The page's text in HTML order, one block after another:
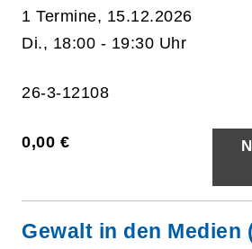
1 Termine, 15.12.2026
Di., 18:00 - 19:30 Uhr
26-3-12108
0,00 €
Gewalt in den Medien